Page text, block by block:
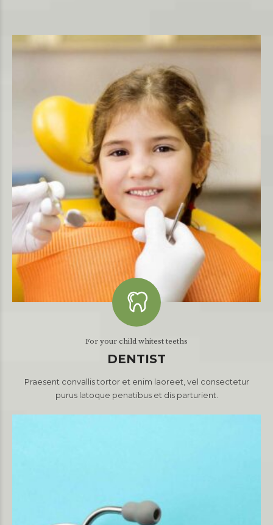
For your child whitest teeths
DENTIST
Praesent convallis tortor et enim laoreet, vel consectetur
purus latoque penatibus et dis parturient.